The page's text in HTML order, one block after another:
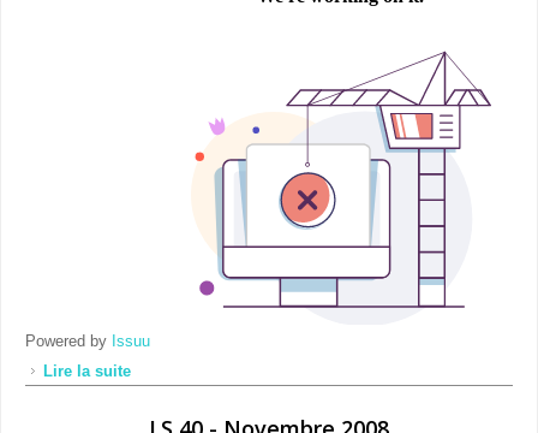
Powered by Issuu
Lire la suite